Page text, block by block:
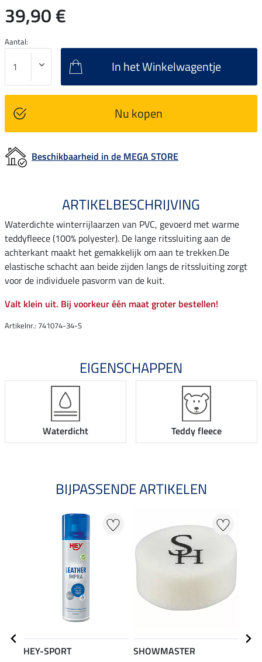
39,90 €
Aantal:
In het Winkelwagentje
Nu kopen
Beschikbaarheid in de MEGA STORE
ARTIKELBESCHRIJVING
Waterdichte winterrijlaarzen van PVC, gevoerd met warme
teddyfleece (100% polyester). De lange ritssluiting aan de
achterkant maakt het gemakkelijk om aan te trekken.De
elastische schacht aan beide zijden langs de ritssluiting zorgt
voor de individuele pasvorm van de kuit.
Valt klein uit. Bij voorkeur één maat groter bestellen!
Artikelnr.: 741074-34-S
EIGENSCHAPPEN
Waterdicht Teddy fleece
BIJPASSENDE ARTIKELEN
HEY-SPORT
SHOWMASTER